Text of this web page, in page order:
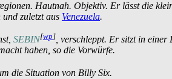
Hautnah. Objektiv. Er lässt die
zuletzt aus Venezuela.
SEBIN[wp] , verschleppt. Er sitzt in
haben, so die Vorwürfe.
die Situation von Billy Six.